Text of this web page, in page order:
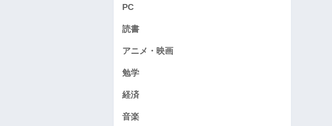
PC
読書
アニメ・映画
勉学
経済
音楽